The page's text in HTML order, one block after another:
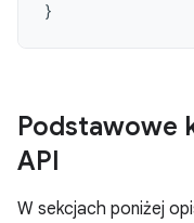
Podstawowe
API
W sekcjach poniżej